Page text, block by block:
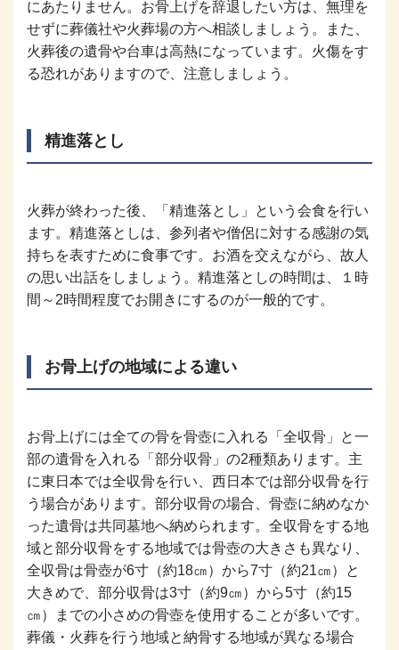
にあたりません。お骨上げを辞退したい方は、無理を
せずに葬儀社や火葬場の方へ相談しましょう。また、
火葬後の遺骨や台車は高熱になっています。火傷をす
る恐れがありますので、注意しましょう。
精進落とし
火葬が終わった後、「精進落とし」という会食を行い
ます。精進落としは、参列者や僧侶に対する感謝の気
持ちを表すために食事です。お酒を交えながら、故人
の思い出話をしましょう。精進落としの時間は、１時
間～2時間程度でお開きにするのが一般的です。
お骨上げの地域による違い
お骨上げには全ての骨を骨壺に入れる「全収骨」と一
部の遺骨を入れる「部分収骨」の2種類あります。主
に東日本では全収骨を行い、西日本では部分収骨を行
う場合があります。部分収骨の場合、骨壺に納めなか
った遺骨は共同墓地へ納められます。全収骨をする地
域と部分収骨をする地域では骨壺の大きさも異なり、
全収骨は骨壺が6寸（約18㎝）から7寸（約21㎝）と
大きめで、部分収骨は3寸（約9㎝）から5寸（約15
㎝）までの小さめの骨壺を使用することが多いです。
葬儀・火葬を行う地域と納骨する地域が異なる場合